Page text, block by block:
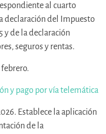
al cuarto
declaración del Impuesto
y de la declaración
seguros y rentas.
febrero.
y pago por vía telemática
Establece la aplicación
de la